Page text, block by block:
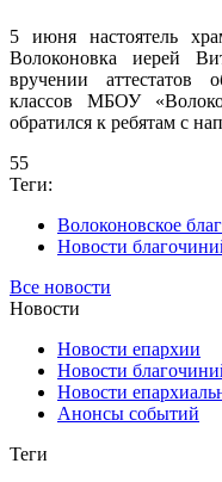
5 июня настоятель
Волоконовка иерей
вручении аттестатов
классов МБОУ
обратился к ребятам с
55
Теги:
Волоконовское
Новости
Все новости
Новости
Новости епархии
Новости
Новости
Анонсы событий
Теги